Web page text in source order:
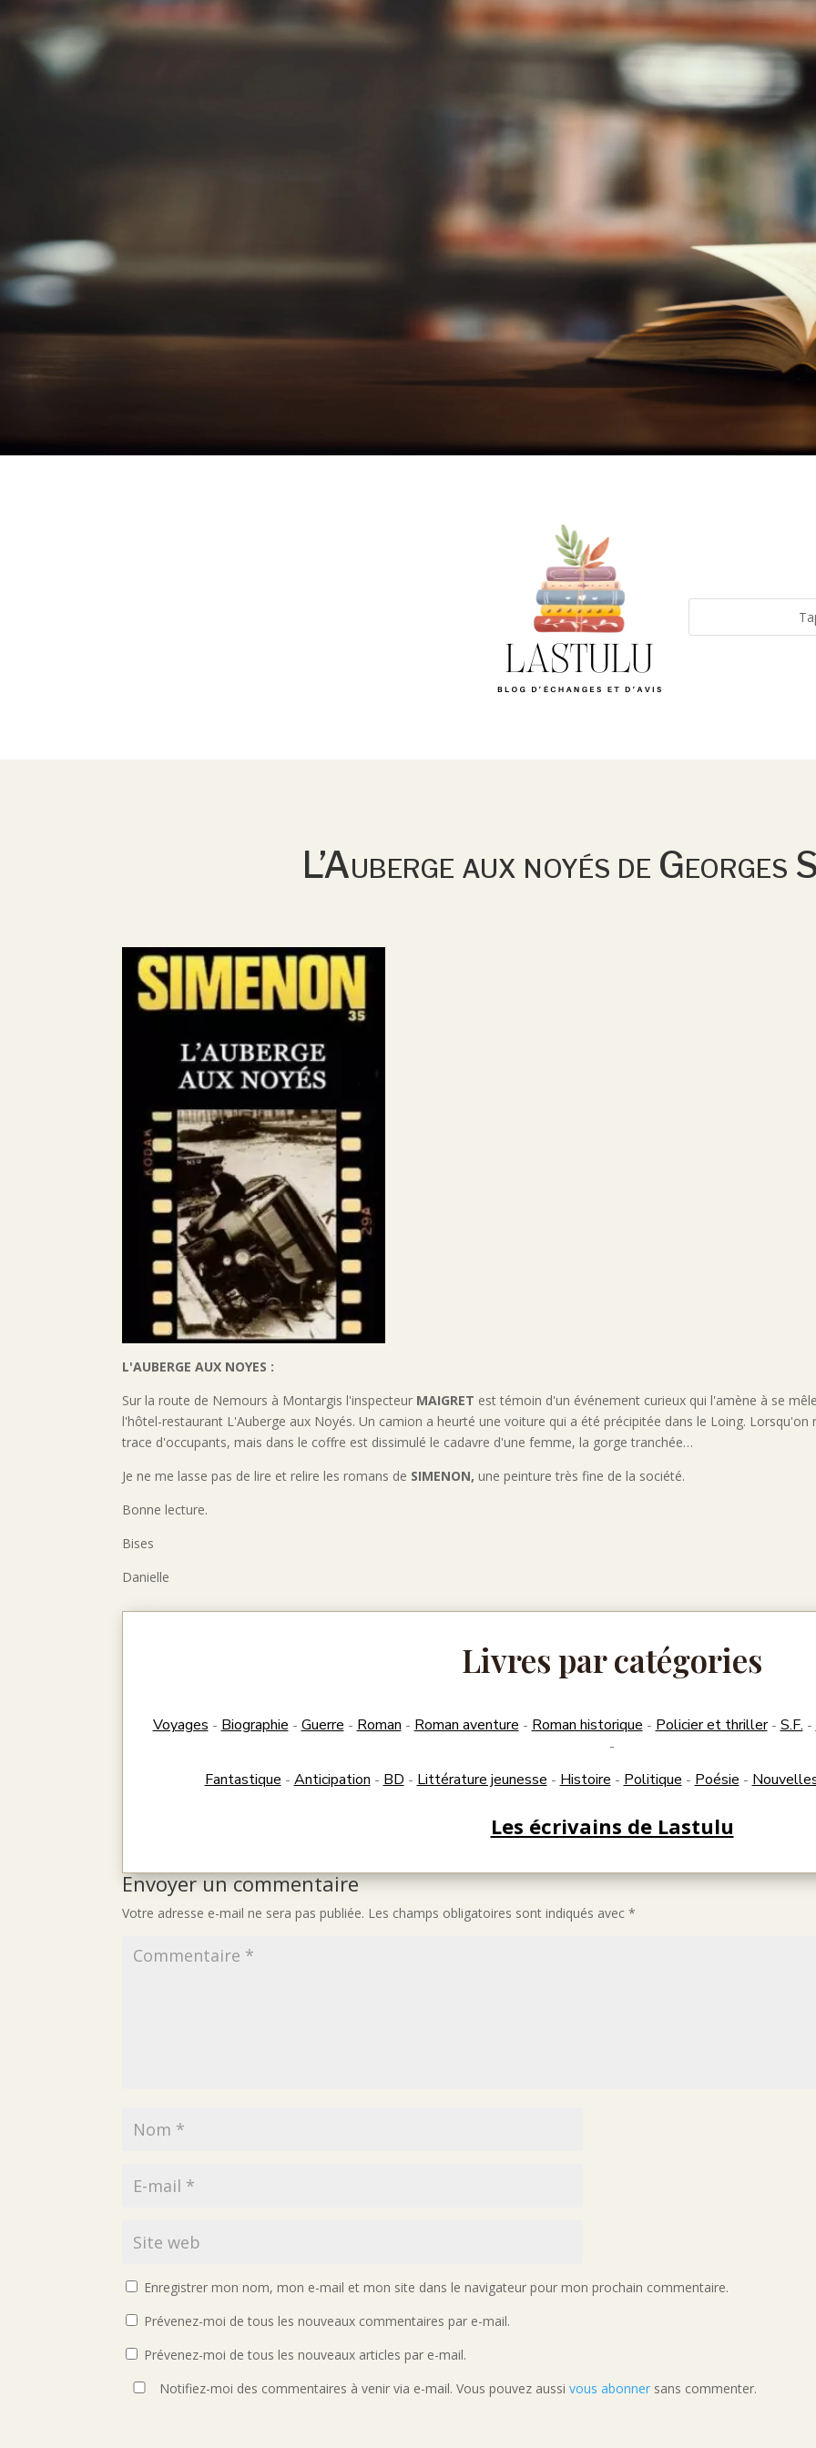
L’Auberge aux noyés de Georges
L'AUBERGE AUX NOYES :
Sur la route de Nemours à Montargis l'inspecteur MAIGRET est témoin d'un événement curieux qui l'amène à se
l'hôtel-restaurant L'Auberge aux Noyés. Un camion a heurté une voiture qui a été précipitée dans le Loing.
trace d'occupants, mais dans le coffre est dissimulé le cadavre d'une femme, la gorge tranchée…
Je ne me lasse pas de lire et relire les romans de SIMENON,une peinture très fine de la société.
Bonne lecture.
Bises
Danielle
Livres par catégories
Voyages - Biographie - Guerre - Roman - Roman aventure - Roman historique - Policier et thriller- S.F. -
-
Fantastique - Anticipation - BD - Littérature jeunesse - Histoire - Politique - Poésie -
Les écrivains de Lastulu
Envoyer un commentaire
Votre adresse e-mail ne sera pas publiée. Les champs obligatoires sont indiqués avec*
Enregistrer mon nom, mon e-mail et mon site dans le navigateur pour mon prochain commentaire.
Prévenez-moi de tous les nouveaux commentaires par e-mail.
Prévenez-moi de tous les nouveaux articles par e-mail.
Notifiez-moi des commentaires à venir via e-mail. Vous pouvez aussivous abonner sans commenter.